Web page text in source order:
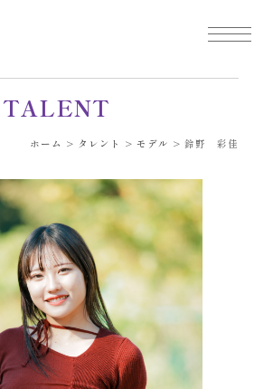
TALENT
ホーム > タレント > モデル > 鈴野 彩佳